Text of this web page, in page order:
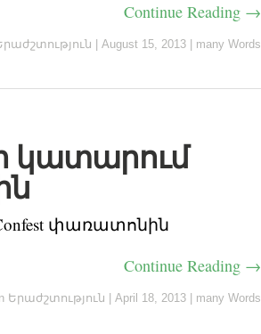
Continue Reading →
August 15, 2013 many Words
կատարում
փառատոնին
Continue Reading →
Երաժշտություն April 18, 2013 many Words